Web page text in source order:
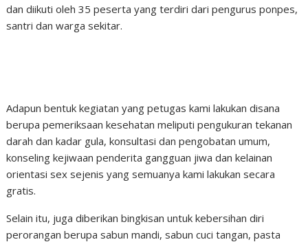
dan diikuti oleh 35 peserta yang terdiri dari pengurus ponpes,
santri dan warga sekitar.
Adapun bentuk kegiatan yang petugas kami lakukan disana
berupa pemeriksaan kesehatan meliputi pengukuran tekanan
darah dan kadar gula, konsultasi dan pengobatan umum,
konseling kejiwaan penderita gangguan jiwa dan kelainan
orientasi sex sejenis yang semuanya kami lakukan secara
gratis.
Selain itu, juga diberikan bingkisan untuk kebersihan diri
perorangan berupa sabun mandi, sabun cuci tangan, pasta